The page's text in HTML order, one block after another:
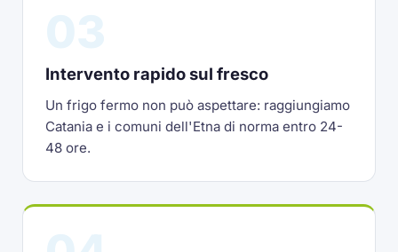
Intervento rapido sul fresco
Un frigo fermo non può aspettare: raggiungiamo
Catania e i comuni dell'Etna di norma entro 24-
48 ore.